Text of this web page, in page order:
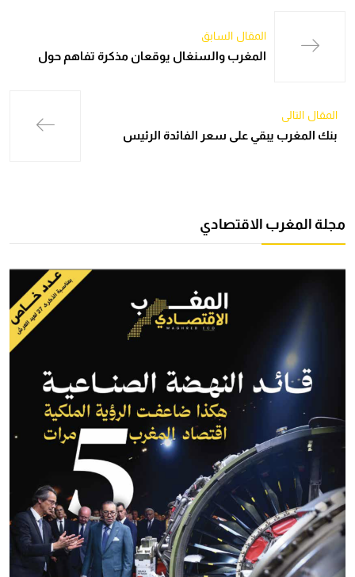
المقال السابق
المغرب والسنغال يوقعان مذكرة تفاهم حول
المقال التالي
بنك المغرب يبقي على سعر الفائدة الرئيس
مجلة المغرب الاقتصادي